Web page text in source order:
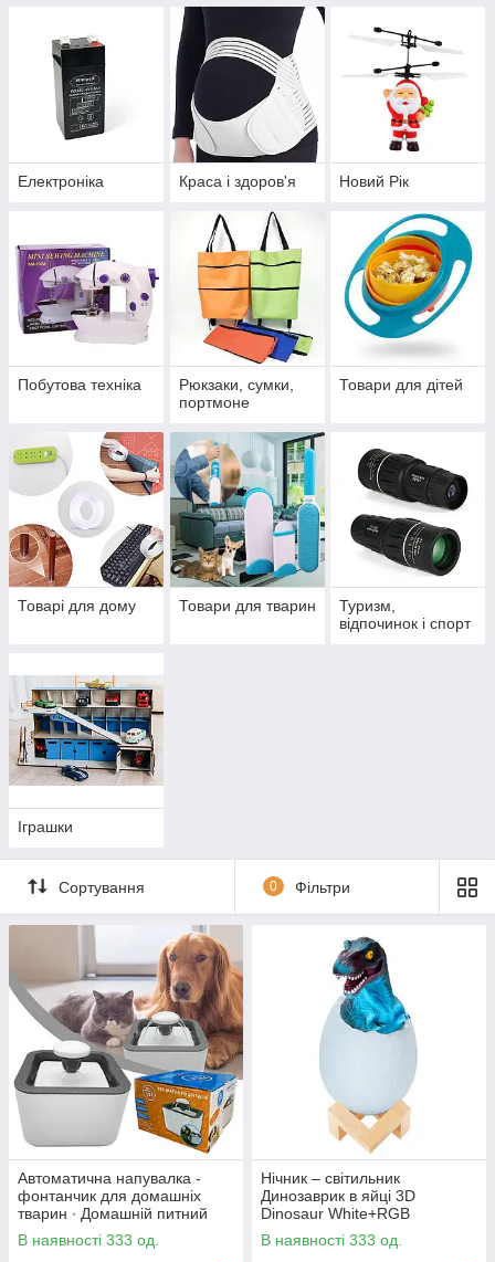
Електроніка Краса і здоров'я Новий Рік
Побутова техніка
Рюкзаки, сумки,
портмоне
Товари для дітей
Товарі для дому Товари для тварин
Туризм,
відпочинок і спорт
Іграшки
Сортування 0 Фільтри
Автоматична напувалка -
фонтанчик для домашніх
тварин ∙ Домашній питний
фонтан із чашею для котів та
собак Pet Water FOUNTAIN
В наявності 333 од.
Нічник – світильник
Динозаврик в яйці 3D
Dinosaur White+RGB
Настільна акумуляторна LED
лампа з пультом ДУ
В наявності 333 од.